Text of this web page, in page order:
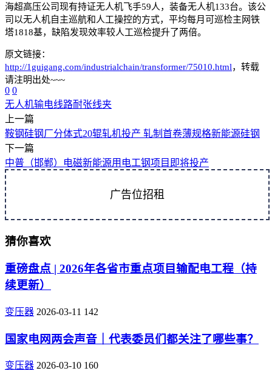
海超高压公司现有持证无人机飞手59人，装备无人机133台。该公
司以无人机自主巡航和人工操控的方式，平均每月可巡检主网铁
塔1818基，缺陷发现效率较人工巡检提升了两倍。
原文链接：
http://1guigang.com/industrialchain/transformer/75010.html，转载
请注明出处~~~
0 0
无人机输电线路耐张线夹
上一篇
鞍钢硅钢厂分体式20辊轧机投产 轧制首卷薄规格新能源硅钢
下一篇
中普（邯郸）电磁新能源用电工钢项目即将投产
广告位招租
猜你喜欢
重磅盘点 | 2026年各省市重点项目输配电工程（持
续更新）
变压器 2026-03-11 142
国家电网两会声音｜代表委员们都关注了哪些事？
变压器 2026-03-10 160